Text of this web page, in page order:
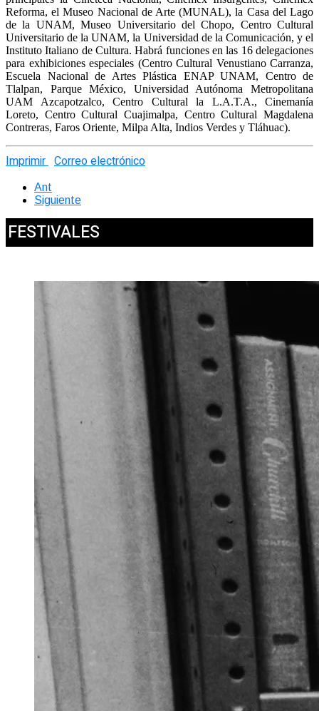
Reforma, el Museo Nacional de Arte (MUNAL), la Casa del Lago
de la UNAM, Museo Universitario del Chopo, Centro Cultural
Universitario de la UNAM, la Universidad de la Comunicación, y el
Instituto Italiano de Cultura. Habrá funciones en las 16 delegaciones
para exhibiciones especiales (Centro Cultural Venustiano Carranza,
Escuela Nacional de Artes Plástica ENAP UNAM, Centro de
Tlalpan, Parque México, Universidad Autónoma Metropolitana
UAM Azcapotzalco, Centro Cultural la L.A.T.A., Cinemanía
Loreto, Centro Cultural Cuajimalpa, Centro Cultural Magdalena
Contreras, Faros Oriente, Milpa Alta, Indios Verdes y Tláhuac).
Imprimir Correo electrónico
Ant
Siguiente
FESTIVALES